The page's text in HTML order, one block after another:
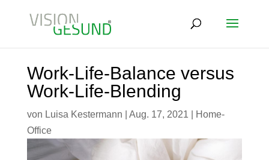
Work-Life-Balance versus
Work-Life-Blending
von Luisa Kestermann Aug. 17, 2021
Home-
Office